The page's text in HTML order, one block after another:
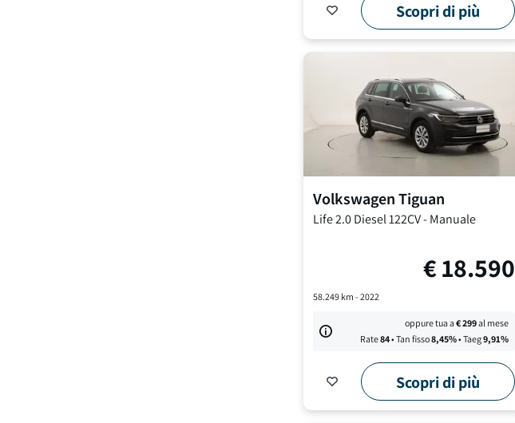
Scopri di più
VolkswagenTiguan
Life2.0 Diesel 122CV-Manuale
€18.590
58.249km - 2022
oppure tua a€299al mese
Rate84• Tan fisso8,45%• Taeg9,91%
Scopri di più